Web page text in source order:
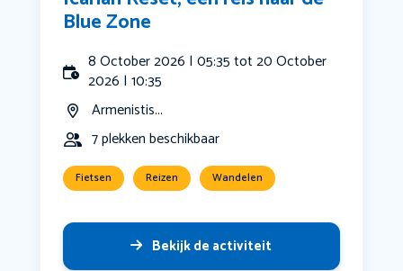
Blue Zone
8 October 2026 | 05:35 tot 20 October
2026 | 10:35
Armenistis...
7 plekken beschikbaar
Fietsen Reizen Wandelen
Bekijk de activiteit